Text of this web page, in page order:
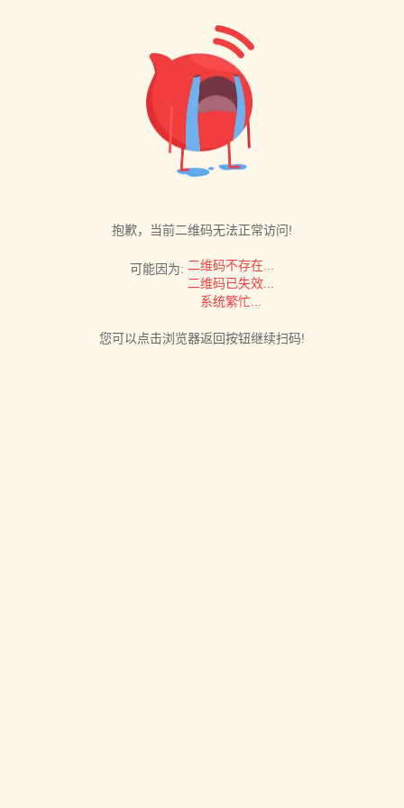
抱歉，当前二维码无法正常访问!
可能因为: 二维码不存在...
二维码已失效...
系统繁忙...
您可以点击浏览器返回按钮继续扫码!